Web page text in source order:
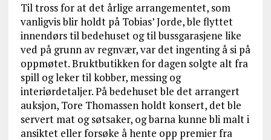
Til tross for at det årlige arrangementet, som
vanligvis blir holdt på Tobias’ Jorde, ble flyttet
innendørs til bedehuset og til bussgarasjene like
ved på grunn av regnvær, var det ingenting å si på
oppmøtet. Bruktbutikken for dagen solgte alt fra
spill og leker til kobber, messing og
interiørdetaljer. På bedehuset ble det arrangert
auksjon, Tore Thomassen holdt konsert, det ble
servert mat og søtsaker, og barna kunne bli malt i
ansiktet eller forsøke å hente opp premier fra